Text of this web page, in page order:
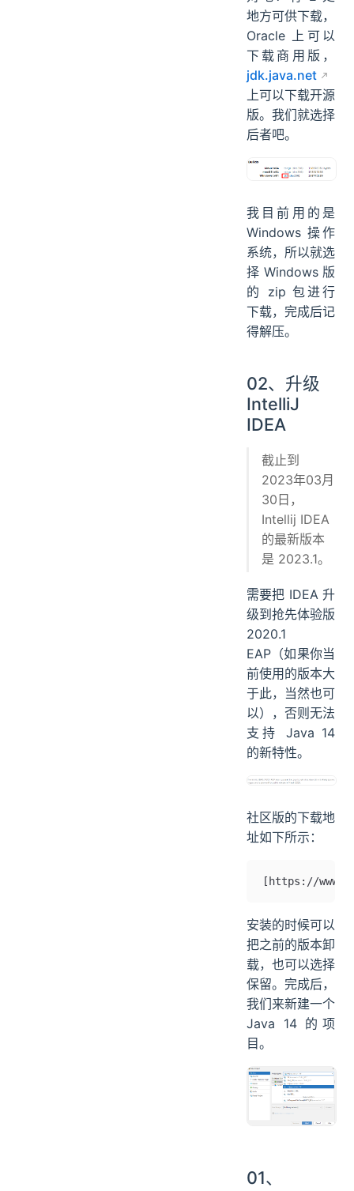
地方可供下载，
Oracle 上可以
下载商用版，
jdk.java.net
上可以下载开源
版。我们就选择
后者吧。
我目前用的是
Windows 操作
系统，所以就选
择 Windows 版
的 zip 包进行
下载，完成后记
得解压。
02、升级
IntelliJ
IDEA
截止到
2023年03月
30日，
Intellij IDEA
的最新版本
是 2023.1。
需要把 IDEA 升
级到抢先体验版
2020.1
EAP（如果你当
前使用的版本大
于此，当然也可
以），否则无法
支持 Java 14
的新特性。
社区版的下载地
址如下所示：
[https://
安装的时候可以
把之前的版本卸
载，也可以选择
保留。完成后，
我们来新建一个
Java 14 的项
目。
01、